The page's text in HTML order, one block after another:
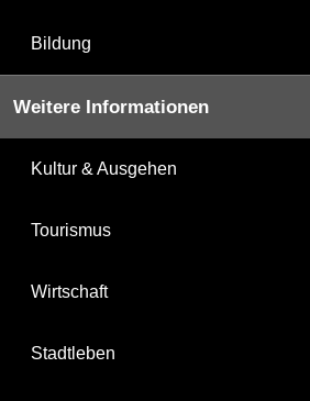
Bildung
Weitere Informationen
Kultur & Ausgehen
Tourismus
Wirtschaft
Stadtleben